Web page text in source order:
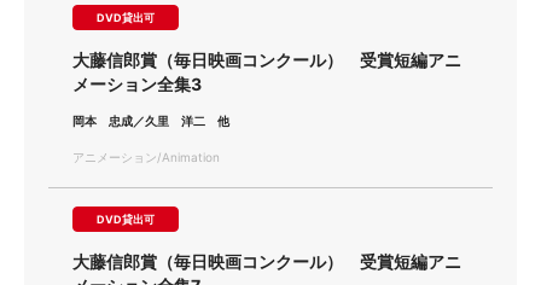
DVD貸出可
大藤信郎賞（毎日映画コンクール） 受賞短編アニ
メーション全集3
岡本 忠成／久里 洋二 他
アニメーション/Animation
DVD貸出可
大藤信郎賞（毎日映画コンクール） 受賞短編アニ